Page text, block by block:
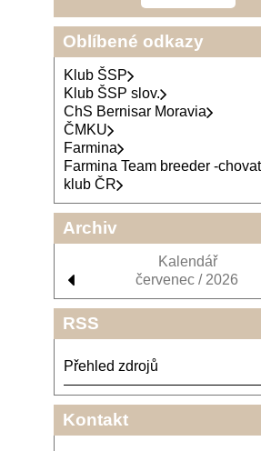
Oblíbené odkazy
Klub ŠSP
Klub ŠSP slov.
ChS Bernisar Moravia
ČMKU
Farmina
Farmina Team breeder -
klub ČR
Archiv
Kalendář
červenec / 2026
RSS
Přehled zdrojů
Kontakt